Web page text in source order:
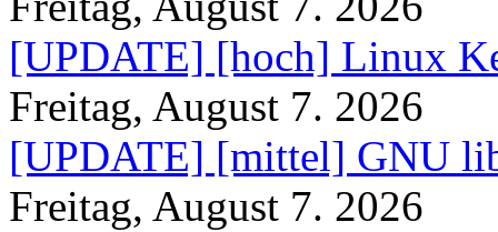
[UPDATE] [hoch] Linux
Freitag, August 7. 2026
[UPDATE] [mittel] GNU
Freitag, August 7. 2026